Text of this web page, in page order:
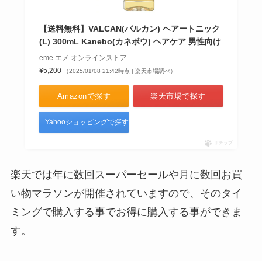
【送料無料】VALCAN(バルカン) ヘアートニック
(L) 300mL Kanebo(カネボウ) ヘアケア 男性向け
eme エメ オンラインストア
¥5,200
（2025/01/08 21:42時点 | 楽天市場調べ）
Amazonで探す 楽天市場で探す
Yahooショッピングで探す
ポチップ
楽天では年に数回スーパーセールや月に数回お買
い物マラソンが開催されていますので、そのタイ
ミングで購入する事でお得に購入する事ができま
す。